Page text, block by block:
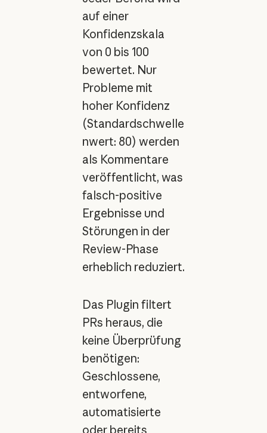
auf einer
Konfidenzskala
von 0 bis 100
bewertet. Nur
Probleme mit
hoher Konfidenz
(Standardschwelle
nwert: 80) werden
als Kommentare
veröffentlicht, was
falsch-positive
Ergebnisse und
Störungen in der
Review-Phase
erheblich reduziert.
Das Plugin filtert
PRs heraus, die
keine Überprüfung
benötigen:
Geschlossene,
entworfene,
automatisierte
oder bereits